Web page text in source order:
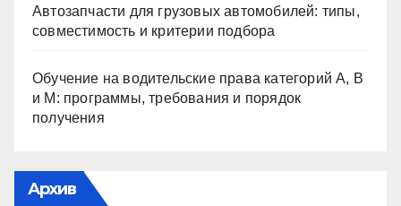
Автозапчасти для грузовых автомобилей: типы,
совместимость и критерии подбора
Обучение на водительские права категорий A, B
и M: программы, требования и порядок
получения
Архив